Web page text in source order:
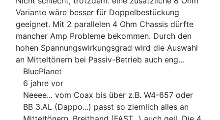
Variante wäre besser für Doppelbestückung
geeignet. Mit 2 parallelen 4 Ohm Chassis dürfte
mancher Amp Probleme bekommen. Durch den
hohen Spannungswirkungsgrad wird die Auswahl
an Mitteltönern bei Passiv-Betrieb auch eng...
BluePlanet
6 jahre vor
Neeee... vom Coax bis über z.B. W4-657 oder
BB 3.AL (Dappo...) passt so ziemlich alles an